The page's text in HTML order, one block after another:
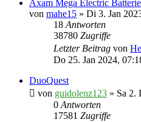
Axam Mega Electric
von mahe15 » Di 3. Jan
18Antworten
38780 Zugriffe
Letzter Beitrag von
Do 25. Jan 2024,
DuoQuest
von guidolenz123 » Sa 2.
0Antworten
17581 Zugriffe